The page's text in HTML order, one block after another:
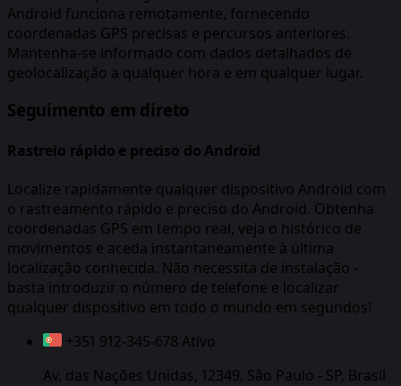
Android funciona remotamente, fornecendo
coordenadas GPS precisas e percursos anteriores.
Mantenha-se informado com dados detalhados de
geolocalização a qualquer hora e em qualquer lugar.
Seguimento em direto
Rastreio rápido e preciso do Android
Localize rapidamente qualquer dispositivo Android com
o rastreamento rápido e preciso do Android. Obtenha
coordenadas GPS em tempo real, veja o histórico de
movimentos e aceda instantaneamente à última
localização conhecida. Não necessita de instalação -
basta introduzir o número de telefone e localizar
qualquer dispositivo em todo o mundo em segundos!
+351 912-345-678 Ativo
Av. das Nações Unidas, 12349, São Paulo - SP, Brasil